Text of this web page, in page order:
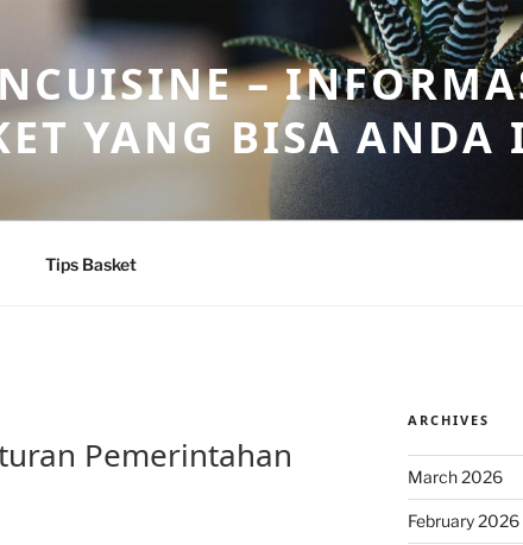
–
YANG BISA
Tips Basket
Pemerintahan
ARCHIVES
March 2026
February 2026